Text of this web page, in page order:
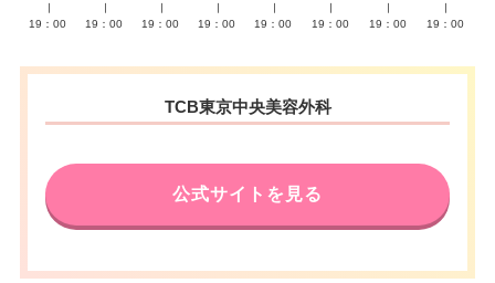
19：00
19：00
19：00
19：00
19：00
19：00
19：00
19：00
TCB東京中央美容外科
公式サイトを見る